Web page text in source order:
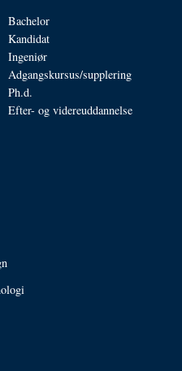
Bachelor
Kandidat
Ingeniør
Adgangskursus/supplering
Ph.d.
Efter- og videreuddannelse